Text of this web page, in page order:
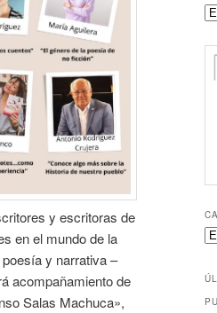
y escritoras de
en el mundo de la
y narrativa –
acompañamiento de
Salas Machuca»,